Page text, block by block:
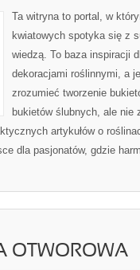
Ta witryna to portal, w
kwiatowych spotyka się z
wiedzą. To baza inspiracji
dekoracjami roślinnymi, a
zrozumieć tworzenie
bukietów ślubnych, ale nie
artykułów o
dla pasjonatów, gdzie
OTWOROWA